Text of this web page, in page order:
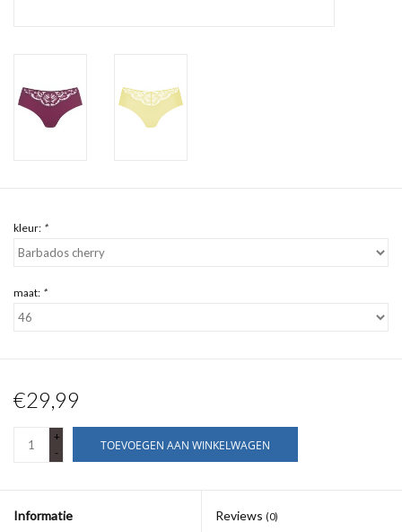
kleur: *
maat: *
€29,99
+
-
TOEVOEGEN AAN WINKELWAGEN
Informatie Reviews (0)